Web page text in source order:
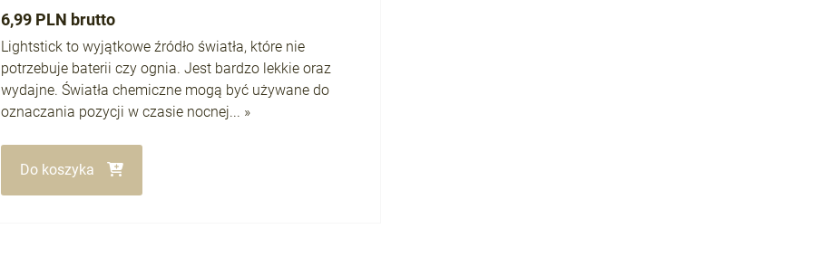
6,99 PLN brutto
Lightstick to wyjątkowe źródło światła, które nie
potrzebuje baterii czy ognia. Jest bardzo lekkie oraz
wydajne. Światła chemiczne mogą być używane do
oznaczania pozycji w czasie nocnej... »
Do koszyka